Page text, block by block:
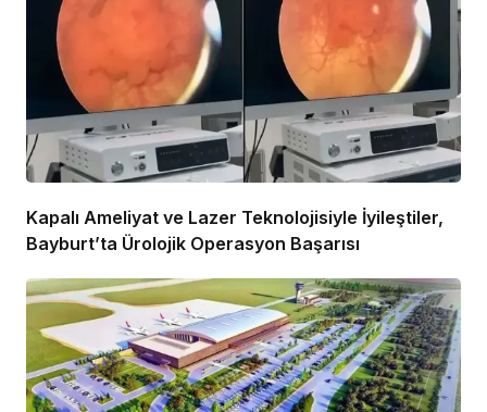
Kapalı Ameliyat ve Lazer Teknolojisiyle İyileştiler,
Bayburt’ta Ürolojik Operasyon Başarısı